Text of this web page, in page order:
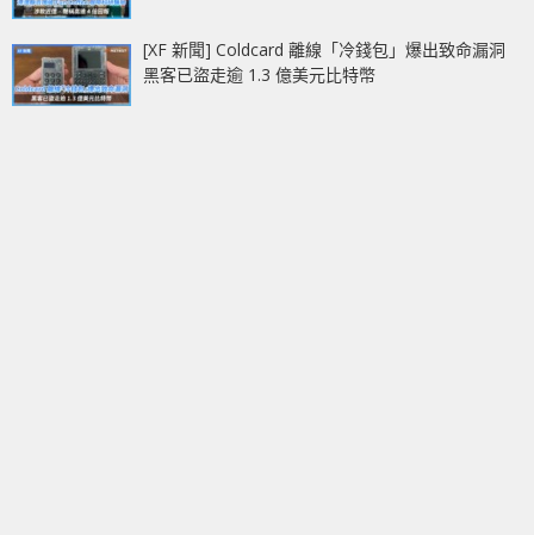
[XF 新聞] Coldcard 離線「冷錢包」爆出致命漏洞
黑客已盜走逾 1.3 億美元比特幣